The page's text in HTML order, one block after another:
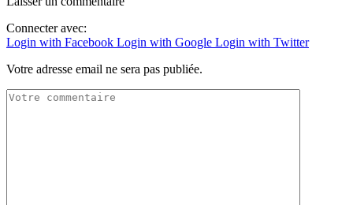
Connecter avec:
Login with Facebook Login with Google Login with Twitter
Votre adresse email ne sera pas publiée.